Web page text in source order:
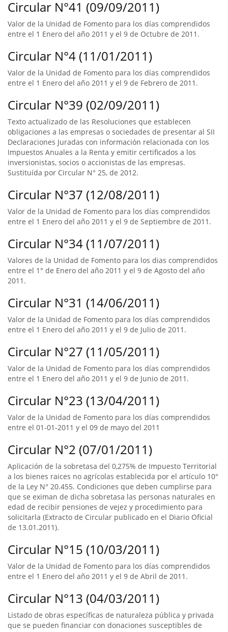
Circular N°41 (09/09/2011)
Valor de la Unidad de Fomento para los días comprendidos
entre el 1 Enero del año 2011 y el 9 de Octubre de 2011.
Circular N°4 (11/01/2011)
Valor de la Unidad de Fomento para los días comprendidos
entre el 1 Enero del año 2011 y el 9 de Febrero de 2011.
Circular N°39 (02/09/2011)
Texto actualizado de las Resoluciones que establecen
obligaciones a las empresas o sociedades de presentar al SII
Declaraciones Juradas con información relacionada con los
Impuestos Anuales a la Renta y emitir certificados a los
inversionistas, socios o accionistas de las empresas.
Sustituída por Circular N° 25, de 2012.
Circular N°37 (12/08/2011)
Valor de la Unidad de Fomento para los días comprendidos
entre el 1 Enero del año 2011 y el 9 de Septiembre de 2011.
Circular N°34 (11/07/2011)
Valores de la Unidad de Fomento para los dias comprendidos
entre el 1° de Enero del año 2011 y el 9 de Agosto del año
2011.
Circular N°31 (14/06/2011)
Valor de la Unidad de Fomento para los días comprendidos
entre el 1 Enero del año 2011 y el 9 de Julio de 2011.
Circular N°27 (11/05/2011)
Valor de la Unidad de Fomento para los días comprendidos
entre el 1 Enero del año 2011 y el 9 de Junio de 2011.
Circular N°23 (13/04/2011)
Valor de la Unidad de Fomento para los días comprendidos
entre el 01-01-2011 y el 09 de mayo del 2011
Circular N°2 (07/01/2011)
Aplicación de la sobretasa del 0,275% de Impuesto Territorial
a los bienes raices no agrícolas establecida por el artículo 10°
de la Ley N° 20.455. Condiciones que deben cumplirse para
que se eximan de dicha sobretasa las personas naturales en
edad de recibir pensiones de vejez y procedimiento para
solicitarla (Extracto de Circular publicado en el Diario Oficial
de 13.01.2011).
Circular N°15 (10/03/2011)
Valor de la Unidad de Fomento para los días comprendidos
entre el 1 Enero del año 2011 y el 9 de Abril de 2011.
Circular N°13 (04/03/2011)
Listado de obras específicas de naturaleza pública y privada
que se pueden financiar con donaciones susceptibles de